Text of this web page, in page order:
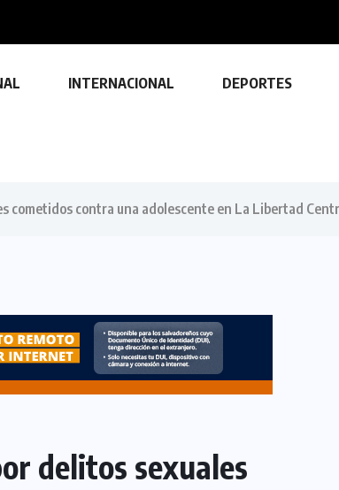
INTERNACIONAL DEPORTES
cometidos contra una adolescente en La Libertad
delitos sexuales
23 FEBRERO, 2024